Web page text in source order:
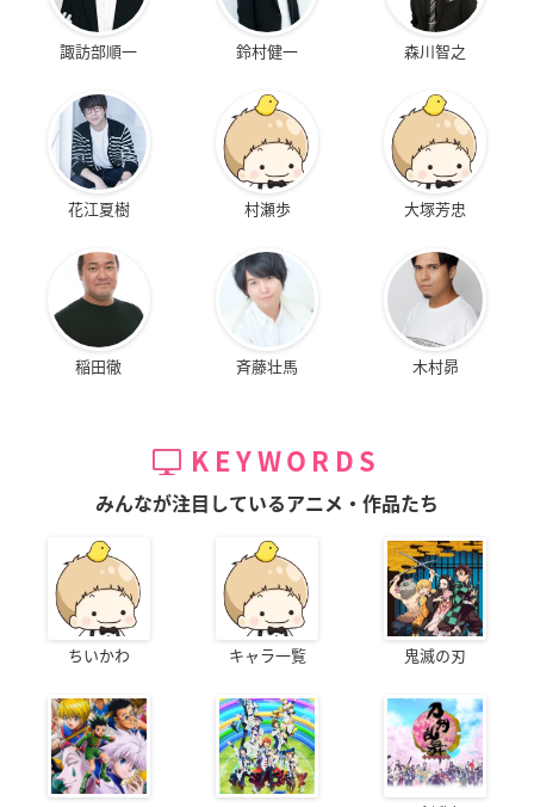
諏訪部順一 鈴村健一 森川智之
花江夏樹 村瀬歩 大塚芳忠
稲田徹 斉藤壮馬 木村昴
KEYWORDS
みんなが注目しているアニメ・作品たち
ちいかわ キャラ一覧 鬼滅の刃